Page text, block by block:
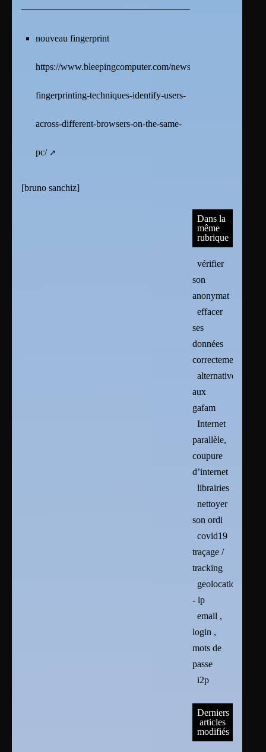
nouveau fingerprint
https://www.bleepingcomputer.com/news/security/new-
fingerprinting-techniques-identify-users-
across-different-browsers-on-the-same-
pc/
[bruno sanchiz]
Dans la
même
rubrique
vérifier
son
anonymat
effacer
ses
données
correctement
alternatives
aux
gafam
Internet
parallèle,
coupure
d’internet
librairies
nettoyer
son ordi
covid19
traçage /
tracking
geolocation
- ip
email ,
login ,
mots de
passe
i2p
Derniers
articles
modifiés